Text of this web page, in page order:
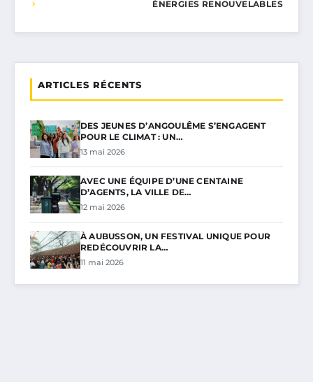
ÉNERGIES RENOUVELABLES
ARTICLES RÉCENTS
DES JEUNES D’ANGOULÊME S’ENGAGENT
POUR LE CLIMAT : UN…
13 mai 2026
AVEC UNE ÉQUIPE D’UNE CENTAINE
D’AGENTS, LA VILLE DE…
12 mai 2026
À AUBUSSON, UN FESTIVAL UNIQUE POUR
REDÉCOUVRIR LA…
11 mai 2026